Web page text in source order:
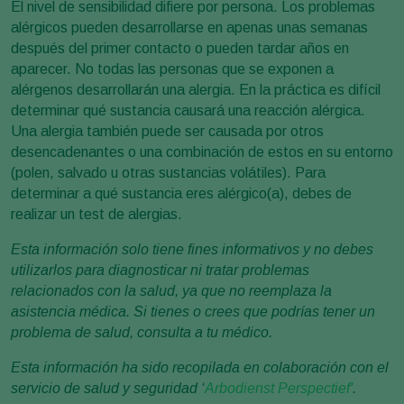
El nivel de sensibilidad difiere por persona. Los problemas
alérgicos pueden desarrollarse en apenas unas semanas
después del primer contacto o pueden tardar años en
aparecer. No todas las personas que se exponen a
alérgenos desarrollarán una alergia. En la práctica es difícil
determinar qué sustancia causará una reacción alérgica.
Una alergia también puede ser causada por otros
desencadenantes o una combinación de estos en su entorno
(polen, salvado u otras sustancias volátiles). Para
determinar a qué sustancia eres alérgico(a), debes de
realizar un test de alergias.
Esta información solo tiene fines informativos y no debes
utilizarlos para diagnosticar ni tratar problemas
relacionados con la salud, ya que no reemplaza la
asistencia médica. Si tienes o crees que podrías tener un
problema de salud, consulta a tu médico.
Esta información ha sido recopilada en colaboración con el
servicio de salud y seguridad ‘Arbodienst Perspectief'.